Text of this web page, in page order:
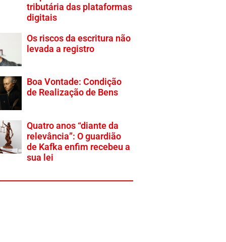
tributária das plataformas
digitais
Os riscos da escritura não
levada a registro
Boa Vontade: Condição
de Realização de Bens
Quatro anos “diante da
relevância”: O guardião
de Kafka enfim recebeu a
sua lei